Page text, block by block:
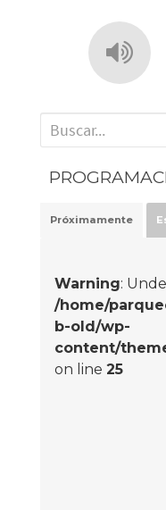
' . __('Search
Próximamente
Warning:
/home/
b-old/wp-
content/
on line 25